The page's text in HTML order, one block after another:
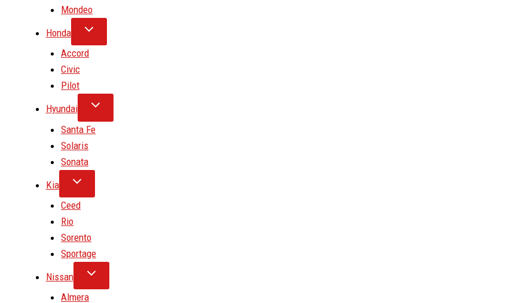
Mondeo
Honda
Accord
Civic
Pilot
Hyundai
Santa Fe
Solaris
Sonata
Kia
Ceed
Rio
Sorento
Sportage
Nissan
Almera